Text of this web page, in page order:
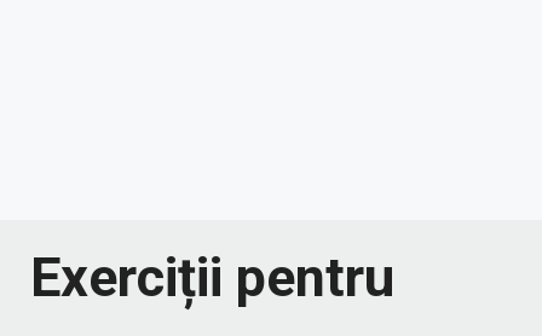
Exerciții pentru